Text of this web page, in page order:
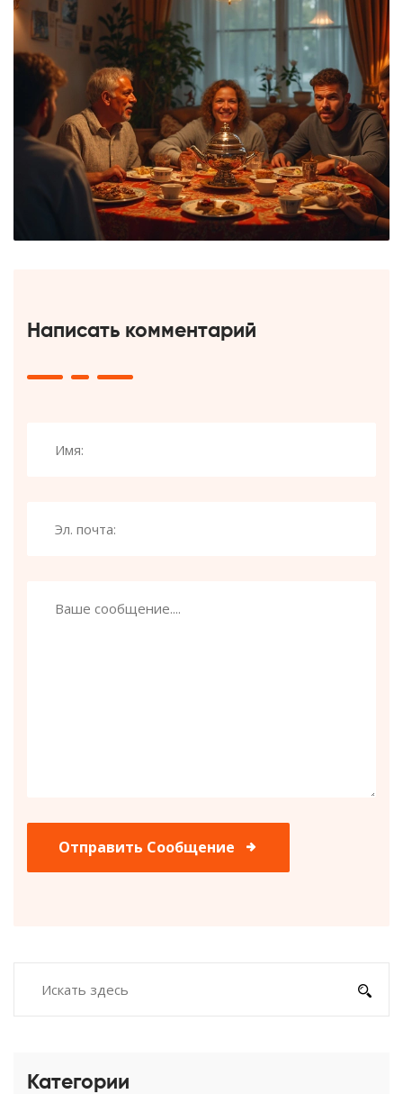
Написать комментарий
Отправить Сообщение
Категории